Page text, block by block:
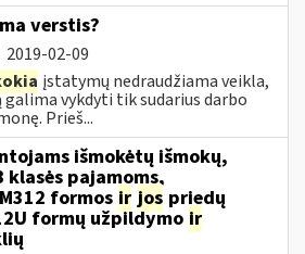
verstis?
2019-02-09
įstatymų nedraudžiama veikla,
galima vykdyti tik sudarius darbo
Prieš...
išmokėtų išmokų,
klasės pajamoms,
formos ir jos priedų
formų užpildymo ir